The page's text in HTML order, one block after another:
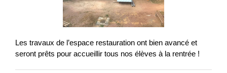
Les travaux de l’espace restauration ont bien avancé et
seront prêts pour accueillir tous nos élèves à la rentrée !